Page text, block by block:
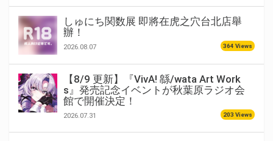
しゅにち関数展 即將在虎之穴台北店舉
辦！
2026.08.07 364 Views
【8/9 更新】『VivA! 緜/wata Art Work
s』発売記念イベントが秋葉原ラジオ会
館で開催決定！
2026.07.31 203 Views